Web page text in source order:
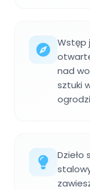
Wstęp
nad
sztuki
Dzieło